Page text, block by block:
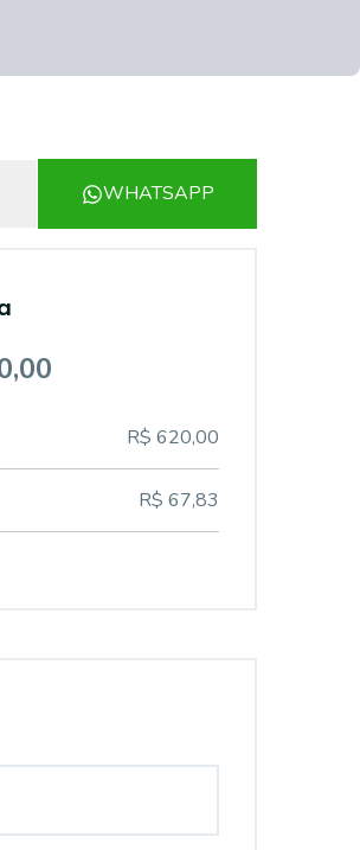
WHATSAPP
R$ 620,00
R$ 67,83